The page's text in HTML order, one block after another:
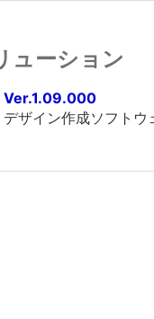
ューション
Ver.1.09.000
ザイン作成ソフトウ